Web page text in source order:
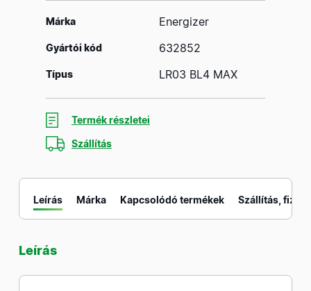
Márka Energizer
Gyártói kód 632852
Típus LR03 BL4 MAX
Termék részletei
Szállítás
Leírás Márka Kapcsolódó termékek Szállítás,
Leírás